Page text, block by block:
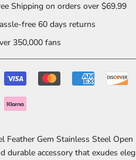
Shipping on orders over $69.99
free 60 days returns
350,000 fans
Feather Gem Stainless Steel Open
durable accessory that exudes